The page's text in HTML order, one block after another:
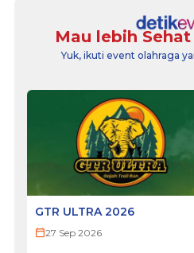
Mau lebih
Yuk, ikuti event olahraga
GTR ULTRA 2026
27 Sep 2026